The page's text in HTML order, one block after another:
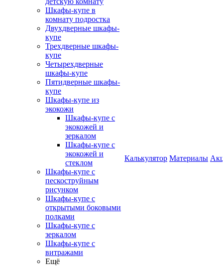
Шкафы-купе в
комнату подростка
Двухдверные шкафы-
купе
Трехдверные шкафы-
купе
Четырехдверные
шкафы-купе
Пятидверные шкафы-
купе
Шкафы-купе из
экокожи
Шкафы-купе с
экокожей и
зеркалом
Шкафы-купе с
экокожей и
стеклом
Шкафы-купе с
пескоструйным
рисунком
Шкафы-купе с
открытыми боковыми
полками
Шкафы-купе с
зеркалом
Шкафы-купе с
витражами
Ещё
Калькулятор Материалы